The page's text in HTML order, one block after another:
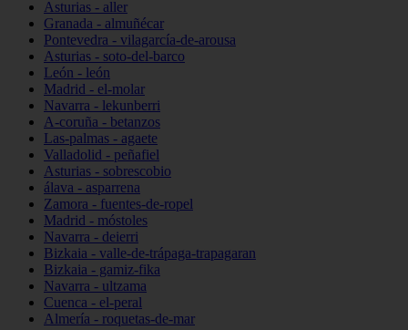
Asturias - aller
Granada - almuñécar
Pontevedra - vilagarcía-de-arousa
Asturias - soto-del-barco
León - león
Madrid - el-molar
Navarra - lekunberri
A-coruña - betanzos
Las-palmas - agaete
Valladolid - peñafiel
Asturias - sobrescobio
álava - asparrena
Zamora - fuentes-de-ropel
Madrid - móstoles
Navarra - deierri
Bizkaia - valle-de-trápaga-trapagaran
Bizkaia - gamiz-fika
Navarra - ultzama
Cuenca - el-peral
Almería - roquetas-de-mar